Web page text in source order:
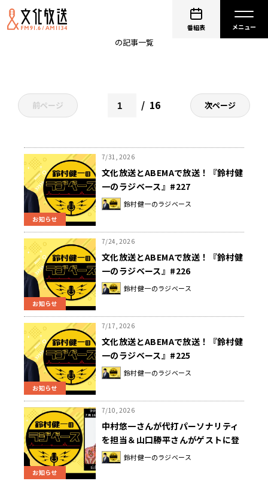
番組表
の記事一覧
前ページ 16 次ページ
お知らせ
7/31, 2026
文化放送とABEMAで放送！『鈴村健
一のラジベース』#227
鈴村健一のラジベース
お知らせ
7/24, 2026
文化放送とABEMAで放送！『鈴村健
一のラジベース』#226
鈴村健一のラジベース
お知らせ
7/17, 2026
文化放送とABEMAで放送！『鈴村健
一のラジベース』#225
鈴村健一のラジベース
お知らせ
7/10, 2026
中村悠一さんが代打パーソナリティ
を担当＆山口勝平さんがゲストに登
場！ 鈴村健一のラジベース